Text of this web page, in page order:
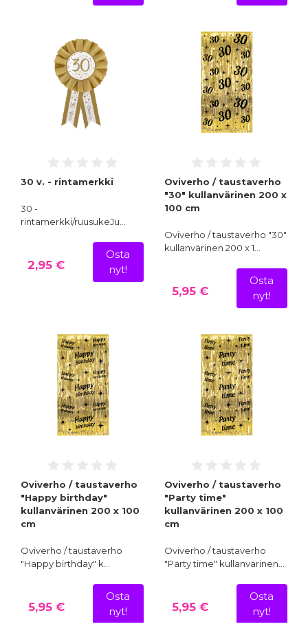
30 v. - rintamerkki
30 -
rintamerkki/ruusukeJu…
2,95 €
Osta
nyt!
Oviverho / taustaverho
"30" kullanvärinen 200 x
100 cm
Oviverho / taustaverho "30"
kullanvärinen 200 x 1…
5,95 €
Osta
nyt!
Oviverho / taustaverho
"Happy birthday"
kullanvärinen 200 x 100
cm
Oviverho / taustaverho
"Happy birthday" k…
5,95 €
Osta
nyt!
Oviverho / taustaverho
"Party time"
kullanvärinen 200 x 100
cm
Oviverho / taustaverho
"Party time" kullanvärinen…
5,95 €
Osta
nyt!